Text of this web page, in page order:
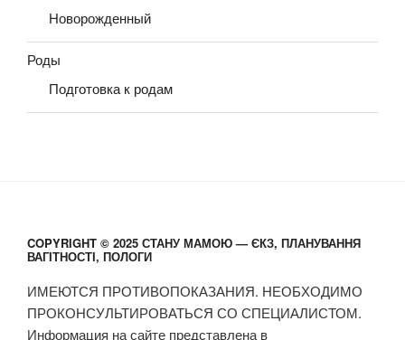
Новорожденный
Роды
Подготовка к родам
COPYRIGHT © 2025 СТАНУ МАМОЮ — ЄКЗ, ПЛАНУВАННЯ
ВАГІТНОСТІ, ПОЛОГИ
ИМЕЮТСЯ ПРОТИВОПОКАЗАНИЯ. НЕОБХОДИМО
ПРОКОНСУЛЬТИРОВАТЬСЯ СО СПЕЦИАЛИСТОМ.
Информация на сайте представлена в